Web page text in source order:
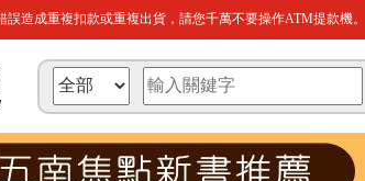
造成重複扣款或重複出貨，請您千萬不要操作ATM提款機。